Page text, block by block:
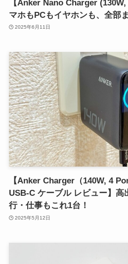
【Anker Nano Charger
マホもPCもイヤホンも、全部
2025年6月11日
【Anker Charger（140W, 4
USB-C ケーブル レビュー】高
行・仕事もこれ1台！
2025年5月12日